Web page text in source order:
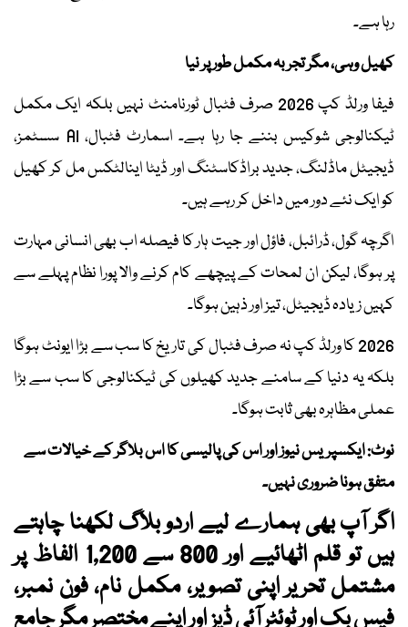
رہا ہے۔
کھیل وہی، مگر تجربہ مکمل طور پر نیا
فیفا ورلڈ کپ 2026 صرف فٹبال ٹورنامنٹ نہیں بلکہ ایک مکمل
ٹیکنالوجی شوکیس بننے جا رہا ہے۔ اسمارٹ فٹبال، AI سسٹمز،
ڈیجیٹل ماڈلنگ، جدید براڈکاسٹنگ اور ڈیٹا اینالٹکس مل کر کھیل
کو ایک نئے دور میں داخل کر رہے ہیں۔
اگرچہ گول، ڈرائبل، فاؤل اور جیت ہار کا فیصلہ اب بھی انسانی مہارت
پر ہوگا، لیکن ان لمحات کے پیچھے کام کرنے والا پورا نظام پہلے سے
کہیں زیادہ ڈیجیٹل، تیز اور ذہین ہوگا۔
2026 کا ورلڈ کپ نہ صرف فٹبال کی تاریخ کا سب سے بڑا ایونٹ ہوگا
بلکہ یہ دنیا کے سامنے جدید کھیلوں کی ٹیکنالوجی کا سب سے بڑا
عملی مظاہرہ بھی ثابت ہوگا۔
نوٹ: ایکسپریس نیوز اور اس کی پالیسی کا اس بلاگر کے خیالات سے
متفق ہونا ضروری نہیں۔
اگر آپ بھی ہمارے لیے اردو بلاگ لکھنا چاہتے
ہیں تو قلم اٹھائیے اور 800 سے 1,200 الفاظ پر
مشتمل تحریر اپنی تصویر، مکمل نام، فون نمبر،
فیس بک اور ٹوئٹر آئی ڈیز اور اپنے مختصر مگر جامع